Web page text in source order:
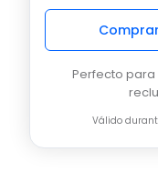
Perfecto
Válido